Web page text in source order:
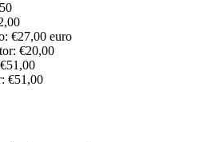
€27,00 euro
€20,00
€51,00